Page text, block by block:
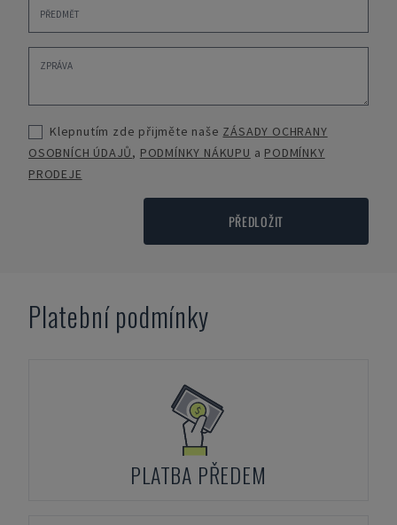
Klepnutím zde přijměte naše ZÁSADY OCHRANY
OSOBNÍCH ÚDAJŮ, PODMÍNKY NÁKUPU a PODMÍNKY
PRODEJE
PŘEDLOŽIT
Platební podmínky
PLATBA PŘEDEM